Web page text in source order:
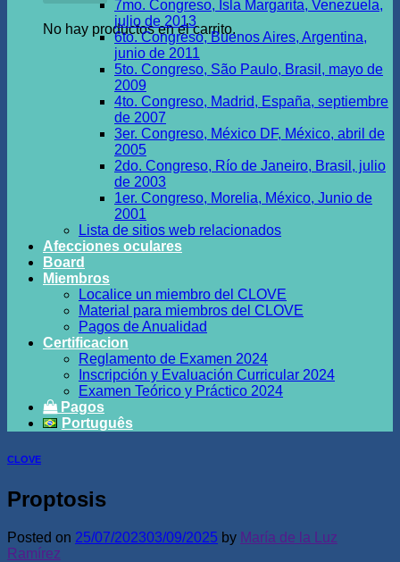
No hay productos en el carrito.
7mo. Congreso, Isla Margarita, Venezuela,
julio de 2013
6to. Congreso, Buenos Aires, Argentina,
junio de 2011
5to. Congreso, São Paulo, Brasil, mayo de
2009
4to. Congreso, Madrid, España, septiembre
de 2007
3er. Congreso, México DF, México, abril de
2005
2do. Congreso, Río de Janeiro, Brasil, julio
de 2003
1er. Congreso, Morelia, México, Junio de
2001
Lista de sitios web relacionados
Afecciones oculares
Board
Miembros
Localice un miembro del CLOVE
Material para miembros del CLOVE
Pagos de Anualidad
Certificacion
Reglamento de Examen 2024
Inscripción y Evaluación Curricular 2024
Examen Teórico y Práctico 2024
Pagos
Português
CLOVE
Proptosis
Posted on 25/07/202303/09/2025 by María de la Luz
Ramírez